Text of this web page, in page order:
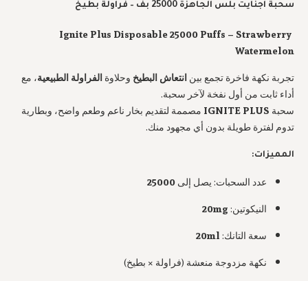
سحبة اجنايت بلس الجاهزة 25000 بف – فراولة بطيخ
Ignite Plus Disposable 25000 Puffs – Strawberry
Watermelon
تجربة نكهة فاخرة تجمع بين انتعاش البطيخ وحلاوة الفراولة الطبيعية
سحبة IGNITE PLUS
تدوم لفترة طويلة بدون أي مجهود منك.
المميزات:
عدد السحبات: يصل إلى 25000
النيكوتين: 20mg
سعة التانك: 20ml
نكهة مزدوجة منعشة (فراولة × بطيخ)